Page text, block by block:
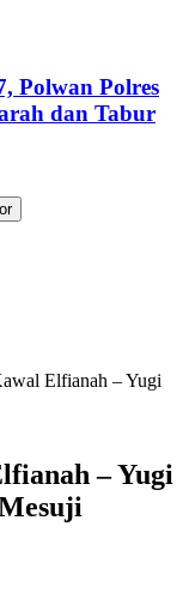
Polwan Polres
dan Tabur
Elfianah – Yugi
– Yugi